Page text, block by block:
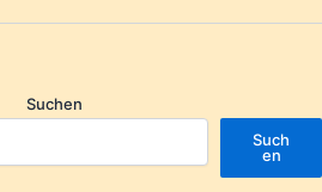
Suchen
Such
en